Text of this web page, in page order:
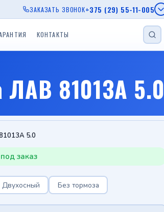
ЗАКАЗАТЬ ЗВОНОК+375 (29) 55-11-005
на
КОНТАКТЫ
прицеп
Прицеп для лодки
ЛАВ 81013A 5.0
5.0
заказ
Двухосный Без тормоза